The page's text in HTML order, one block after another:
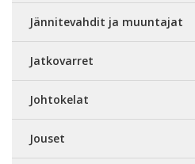
Jännitevahdit ja muuntajat
Jatkovarret
Johtokelat
Jouset